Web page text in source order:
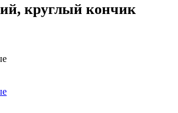
круглый кончик